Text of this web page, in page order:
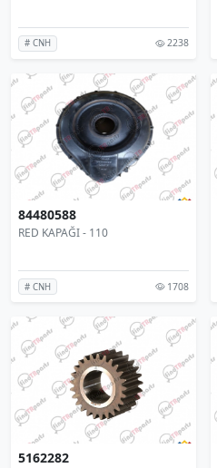
# CNH 2238
84480588
RED KAPAĞI - 110
# CNH 1708
5162282